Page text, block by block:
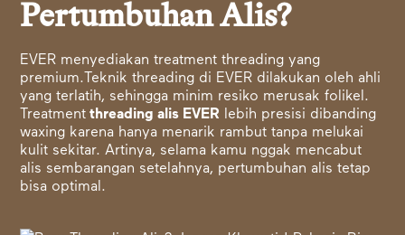
Pertumbuhan Alis?
EVER menyediakan treatment threading yang
premium.Teknik threading di EVER dilakukan oleh ahli
yang terlatih, sehingga minim resiko merusak folikel.
Treatment threading alis EVER lebih presisi dibanding
waxing karena hanya menarik rambut tanpa melukai
kulit sekitar. Artinya, selama kamu nggak mencabut
alis sembarangan setelahnya, pertumbuhan alis tetap
bisa optimal.